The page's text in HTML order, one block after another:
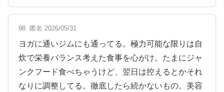
98. 匿名 2026/05/31
ヨガに通いジムにも通ってる。極力可能な限りは自
炊で栄養バランス考えた食事を心がけ。たまにジャ
ンクフード食べちゃうけど、翌日は控えるとかそれ
なりに調整してる。徹底したら続かないもの。美容